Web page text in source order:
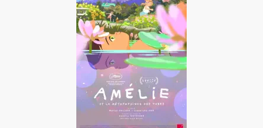
Amélie et la
métaphysique des
tubes